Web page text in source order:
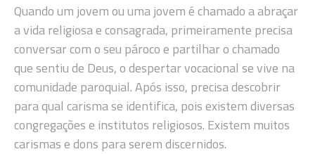
Quando um jovem ou uma jovem é chamado a abraçar
a vida religiosa e consagrada, primeiramente precisa
conversar com o seu pároco e partilhar o chamado
que sentiu de Deus, o despertar vocacional se vive na
comunidade paroquial. Após isso, precisa descobrir
para qual carisma se identifica, pois existem diversas
congregações e institutos religiosos. Existem muitos
carismas e dons para serem discernidos.